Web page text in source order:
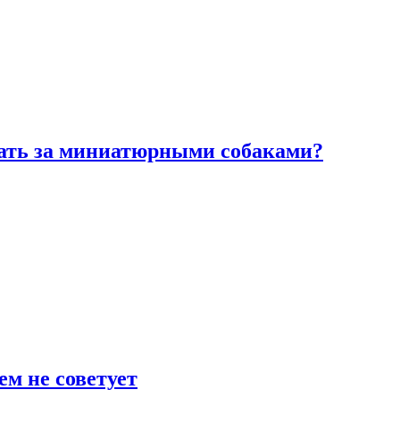
за миниатюрными собаками?
не советует